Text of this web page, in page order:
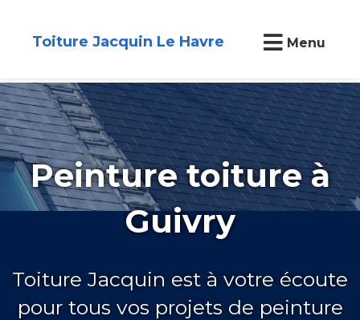
Toiture Jacquin Le Havre Menu
Peinture toiture à
Guivry
Toiture Jacquin est à votre écoute
pour tous vos projets de peinture